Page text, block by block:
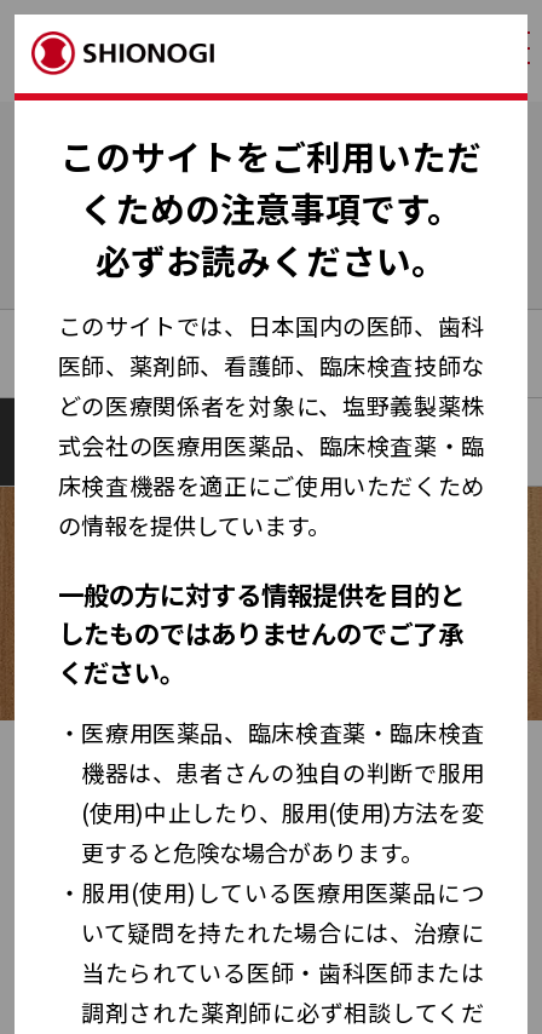
ログ
Web説明会
全国版Web講演会 地域Web講演会
Web説明会 Web講演会ガイド
メニューを開く
説明会の詳細
2026年6月22日（月） 13:00〜
13:30 [開場 12:30 ]
ゾコーバ錠 Web説明会
このサイトをご利用いただ
くための注意事項です。
必ずお読みください。
このサイトでは、日本国内の医師、歯科
医師、薬剤師、看護師、臨床検査技師な
どの医療関係者を対象に、塩野義製薬株
式会社の医療用医薬品、臨床検査薬・臨
床検査機器を適正にご使用いただくため
の情報を提供しています。
一般の方に対する情報提供を目的と
したものではありませんのでご了承
ください。
医療用医薬品、臨床検査薬・臨床検査
機器は、患者さんの独自の判断で服用
(使用)中止したり、服用(使用)方法を変
更すると危険な場合があります。
服用(使用)している医療用医薬品につ
いて疑問を持たれた場合には、治療に
当たられている医師・歯科医師または
調剤された薬剤師に必ず相談してくだ